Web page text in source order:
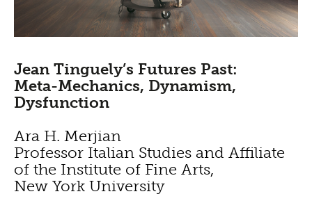
Jean Tinguely’s Futures Past:
Meta-Mechanics, Dynamism,
Dysfunction
Ara H. Merjian
Professor Italian Studies and Affiliate
of the Institute of Fine Arts,
New York University